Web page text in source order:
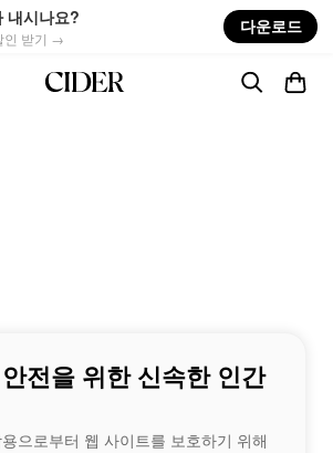
내시나요?
인 받기 →
다운로드
전을 위한 신속한 인간
으로부터 웹 사이트를 보호하기 위해